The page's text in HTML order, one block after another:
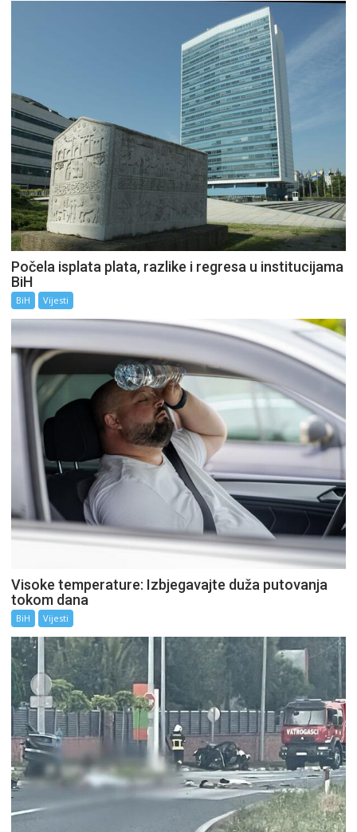
Počela isplata plata, razlike i regresa u institucijama
BiH
BiH Vijesti
Visoke temperature: Izbjegavajte duža putovanja
tokom dana
BiH Vijesti